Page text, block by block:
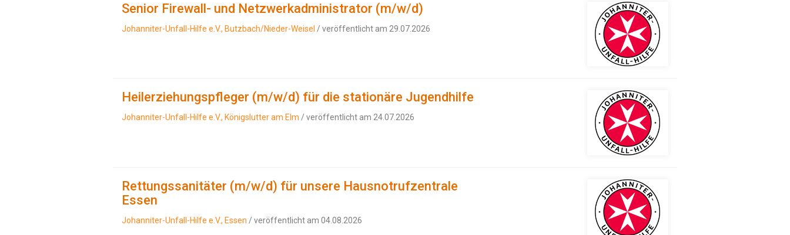
Senior Firewall- und Netzwerkadministrator (m/w/d)
Johanniter-Unfall-Hilfe e.V., Butzbach/Nieder-Weisel / veröffentlicht am 29.07.2026
Heilerziehungspfleger (m/w/d) für die stationäre Jugendhilfe
Johanniter-Unfall-Hilfe e.V., Königslutter am Elm / veröffentlicht am 24.07.2026
Rettungssanitäter (m/w/d) für unsere Hausnotrufzentrale
Essen
Johanniter-Unfall-Hilfe e.V., Essen / veröffentlicht am 04.08.2026